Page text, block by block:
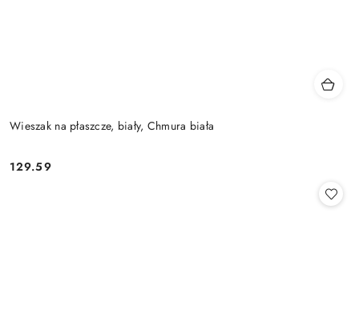
Wieszak na płaszcze, biały, Chmura biała
Cena:
129.59